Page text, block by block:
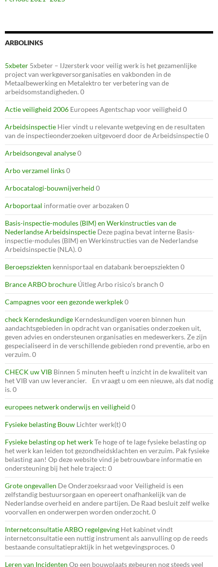
ARBOLINKS
5xbeter 5xbeter – IJzersterk voor veilig werk is het gezamenlijke
project van werkgeversorganisaties en vakbonden in de
Metaalbewerking en Metalektro ter verbetering van de
arbeidsomstandigheden. 0
Actie veiligheid 2006 Europees Agentschap voor veiligheid 0
Arbeidsinspectie Hier vindt u relevante wetgeving en de resultaten
van de inspectieonderzoeken uitgevoerd door de Arbeidsinspectie 0
Arbeidsongeval analyse0
Arbo verzamel links0
Arbocatalogi-bouwnijverheid 0
Arboportaal informatie over arbozaken 0
Basis-inspectie-modules (BIM) en Werkinstructies van de
Nederlandse Arbeidsinspectie Deze pagina bevat interne Basis-
inspectie-modules (BIM) en Werkinstructies van de Nederlandse
Arbeidsinspectie (NLA). 0
Beroepsziekten kennisportaal en databank beroepsziekten 0
Brance ARBO brochure Úitleg Arbo risico’s branch 0
Campagnes voor een gezonde werkplek0
check Kerndeskundige Kerndeskundigen voeren binnen hun
aandachtsgebieden in opdracht van organisaties onderzoeken uit,
geven advies en ondersteunen organisaties en medewerkers. Ze zijn
gespecialiseerd in de verschillende gebieden rond preventie, arbo en
verzuim. 0
CHECK uw VIB Binnen 5 minuten heeft u inzicht in de kwaliteit van
het VIB van uw leverancier. En vraagt u om een nieuwe, als dat nodig
is. 0
europees netwerk onderwijs en veiligheid 0
Fysieke belasting Bouw Lichter werk(t) 0
Fysieke belasting op het werkTe hoge of te lage fysieke belasting op
het werk kan leiden tot gezondheidsklachten en verzuim. Pak fysieke
belasting aan! Op deze website vind je betrouwbare informatie en
ondersteuning bij het hele traject: 0
Grote ongevallen De Onderzoeksraad voor Veiligheid is een
zelfstandig bestuursorgaan en opereert onafhankelijk van de
Nederlandse overheid en andere partijen. De Raad besluit zelf welke
voorvallen en onderwerpen worden onderzocht. 0
Internetconsultatie ARBO regelgeving Het kabinet vindt
internetconsultatie een nuttig instrument als aanvulling op de reeds
bestaande consultatiepraktijk in het wetgevingsproces. 0
Leren van Incidenten Op een bouwplaats gebeuren nog steeds veel